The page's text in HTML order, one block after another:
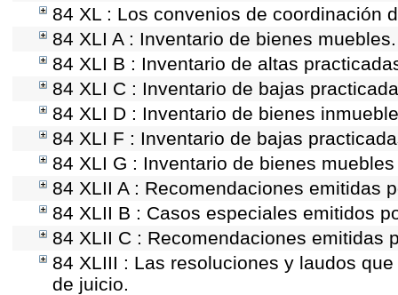
84 XL : Los convenios de coordinación
84 XLI A : Inventario de bienes muebles.
84 XLI B : Inventario de altas
84 XLI C : Inventario de bajas
84 XLI D : Inventario de bienes
84 XLI F : Inventario de bajas
84 XLI G : Inventario de bienes
84 XLII A : Recomendaciones emitidas
84 XLII B : Casos especiales emitidos
84 XLII C : Recomendaciones emitidas
84 XLIII : Las resoluciones y laudos
de juicio.